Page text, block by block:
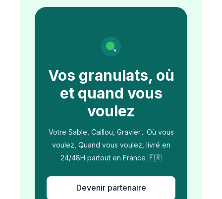
Vos granulats, où
et quand vous
voulez
Votre Sable, Caillou, Gravier... Où vous
voulez, Quand vous voulez, livré en
24/48H partout en France 🇫🇷
Devenir partenaire